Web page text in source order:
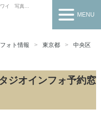
だけの結婚式
MENU
ォト情報 東京都 中央区
ジオインフォ予約窓